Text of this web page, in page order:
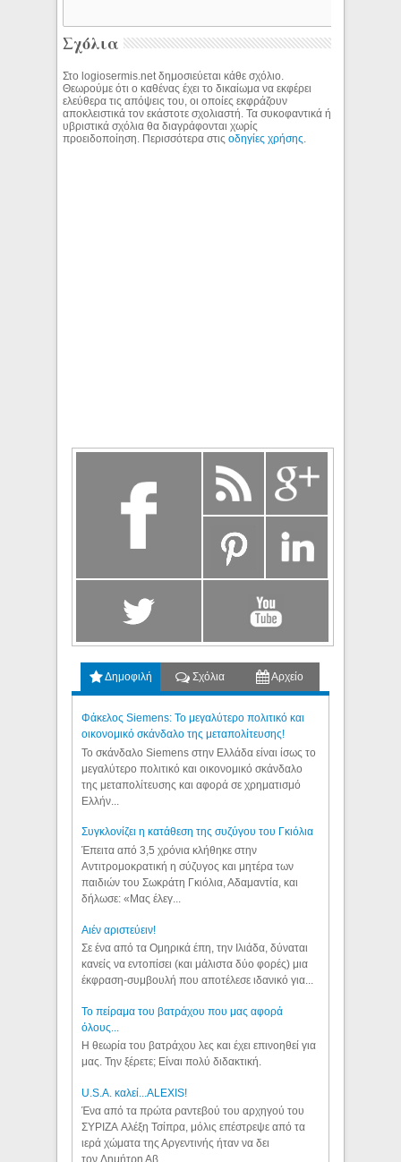
Σχόλια
Στο logiosermis.net δημοσιεύεται κάθε σχόλιο.
Θεωρούμε ότι ο καθένας έχει το δικαίωμα να εκφέρει
ελεύθερα τις απόψεις του, οι οποίες εκφράζουν
αποκλειστικά τον εκάστοτε σχολιαστή. Τα συκοφαντικά ή
υβριστικά σχόλια θα διαγράφονται χωρίς
προειδοποίηση. Περισσότερα στιςοδηγίες χρήσης
Δημοφιλή Σχόλια Αρχείο
Φάκελος Siemens: Το μεγαλύτερο πολιτικό και
οικονομικό σκάνδαλο της μεταπολίτευσης!
Το σκάνδαλο Siemens στην Ελλάδα είναι ίσως το
μεγαλύτερο πολιτικό και οικονομικό σκάνδαλο
της μεταπολίτευσης και αφορά σε χρηματισμό
Ελλήν...
Συγκλονίζει η κατάθεση της συζύγου του Γκιόλια
Έπειτα από 3,5 χρόνια κλήθηκε στην
Αντιτρομοκρατική η σύζυγος και μητέρα των
παιδιών του Σωκράτη Γκιόλια, Αδαμαντία, και
δήλωσε: «Μας έλεγ...
Aιέν αριστεύειν!
Σε ένα από τα Ομηρικά έπη, την Ιλιάδα, δύναται
κανείς να εντοπίσει (και μάλιστα δύο φορές) μια
έκφραση-συμβουλή που αποτέλεσε ιδανικό για...
Το πείραμα του βατράχου που μας αφορά
όλους...
Η θεωρία του βατράχου λες και έχει επινοηθεί για
μας. Την ξέρετε; Είναι πολύ διδακτική.
U.S.A. καλεί...ALEXIS!
Ένα από τα πρώτα ραντεβού του αρχηγού του
ΣΥΡΙΖΑ Αλέξη Τσίπρα, μόλις επέστρεψε από τα
ιερά χώματα της Αργεντινής ήταν να δει